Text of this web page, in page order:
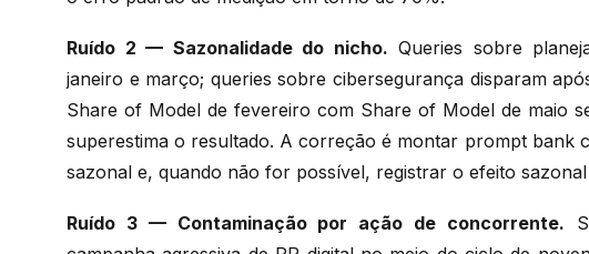
Ruído 2 — Sazonalidade do nicho. Queries sobre
janeiro e março; queries sobre cibersegurança disparam
Share of Model de fevereiro com Share of Model de maio
superestima o resultado. A correção é montar prompt bank
sazonal e, quando não for possível, registrar o efeito
Ruído 3 — Contaminação por ação de concorrente.